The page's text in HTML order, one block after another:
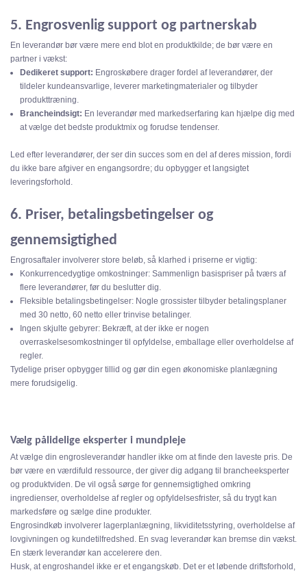
5. Engrosvenlig support og partnerskab
En leverandør bør være mere end blot en produktkilde; de ​​bør være en
partner i vækst:
Dedikeret support: Engroskøbere drager fordel af leverandører, der
tildeler kundeansvarlige, leverer marketingmaterialer og tilbyder
produkttræning.
Brancheindsigt: En leverandør med markedserfaring kan hjælpe dig med
at vælge det bedste produktmix og forudse tendenser.
Led efter leverandører, der ser din succes som en del af deres mission, fordi
du ikke bare afgiver en engangsordre; du opbygger et langsigtet
leveringsforhold.
6. Priser, betalingsbetingelser og
gennemsigtighed
Engrosaftaler involverer store beløb, så klarhed i priserne er vigtig:
Konkurrencedygtige omkostninger: Sammenlign basispriser på tværs af
flere leverandører, før du beslutter dig.
Fleksible betalingsbetingelser: Nogle grossister tilbyder betalingsplaner
med 30 netto, 60 netto eller trinvise betalinger.
Ingen skjulte gebyrer: Bekræft, at der ikke er nogen
overraskelsesomkostninger til opfyldelse, emballage eller overholdelse af
regler.
Tydelige priser opbygger tillid og gør din egen økonomiske planlægning
mere forudsigelig.
Vælg pålidelige eksperter i mundpleje
At vælge din engrosleverandør handler ikke om at finde den laveste pris. De
bør være en værdifuld ressource, der giver dig adgang til brancheeksperter
og produktviden. De vil også sørge for gennemsigtighed omkring
ingredienser, overholdelse af regler og opfyldelsesfrister, så du trygt kan
markedsføre og sælge dine produkter.
Engrosindkøb involverer lagerplanlægning, likviditetsstyring, overholdelse af
lovgivningen og kundetilfredshed. En svag leverandør kan bremse din vækst.
En stærk leverandør kan accelerere den.
Husk, at engroshandel ikke er et engangskøb. Det er et løbende driftsforhold,